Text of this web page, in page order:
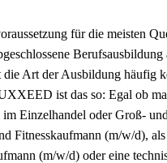
für die meisten
Berufsausbildung
die Art der Ausbildung häufig
ist das so: Egal ob
Einzelhandel oder Groß-
Fitnesskaufmann (m/w/d), als
(m/w/d) oder eine